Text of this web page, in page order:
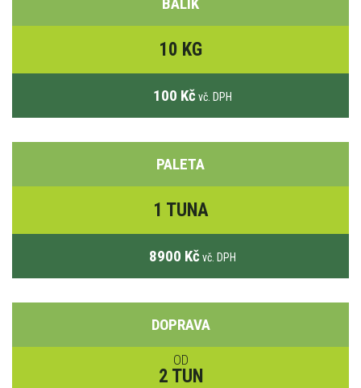
10 KG
100 Kč vč. DPH
PALETA
1 TUNA
8900 Kč vč. DPH
DOPRAVA
OD
2 TUN